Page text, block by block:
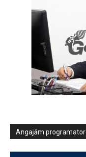
Angajăm programator